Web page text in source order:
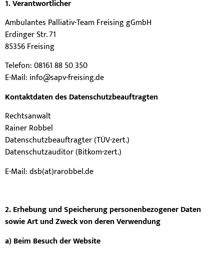
1. Verantwortlicher
Ambulantes Palliativ-Team Freising gGmbH
Erdinger Str. 71
85356 Freising
Telefon: 08161 88 50 350
E-Mail: info@sapv-freising.de
Kontaktdaten des Datenschutzbeauftragten
Rechtsanwalt
Rainer Robbel
Datenschutzbeauftragter (TÜV-zert.)
Datenschutzauditor (Bitkom-zert.)
E-Mail: dsb(at)rarobbel.de
2. Erhebung und Speicherung personenbezogener Daten
sowie Art und Zweck von deren Verwendung
a) Beim Besuch der Website